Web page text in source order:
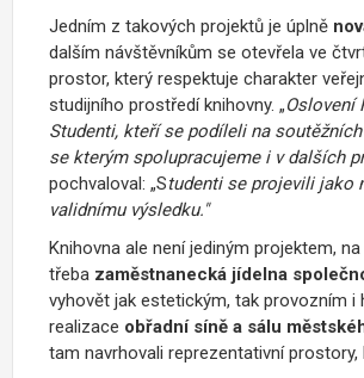
Jedním z takových projektů je úplně
dalším návštěvníkům se otevřela ve
prostor, který respektuje charakter
studijního prostředí knihovny. „Oslovení
Studenti, kteří se podíleli na
se kterým spolupracujeme i v dalších
pochvaloval: „Studenti se projevili jako
validnímu výsledku."
Knihovna ale není jediným projektem,
třeba zaměstnanecká jídelna
vyhovět jak estetickým, tak provozním
realizace obřadní síně a sálu
tam navrhovali reprezentativní